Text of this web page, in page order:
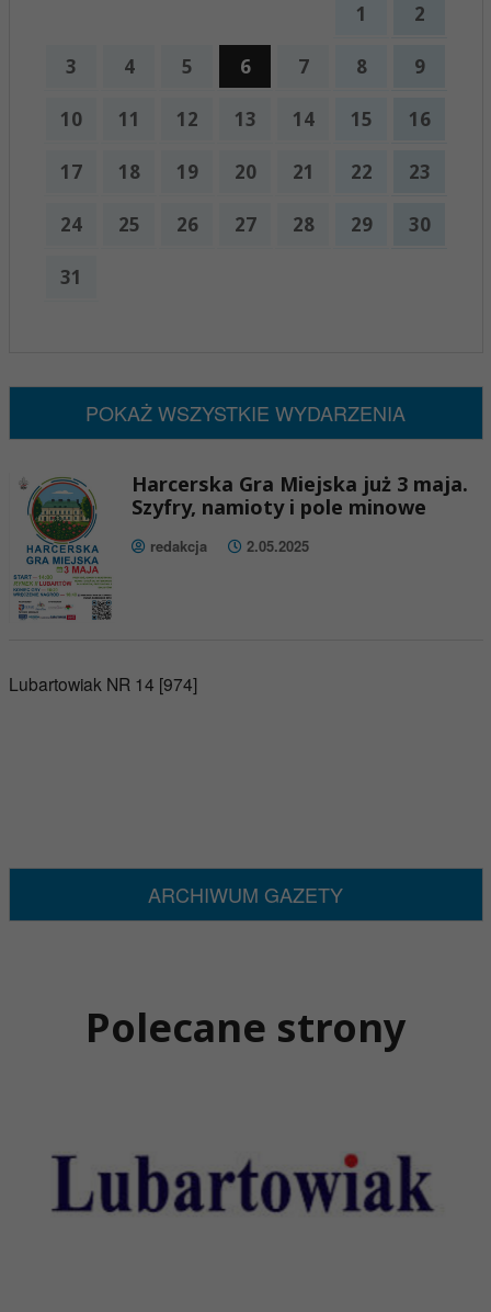
1 2
3 4 5 6 7 8 9
10 11 12 13 14 15 16
17 18 19 20 21 22 23
24 25 26 27 28 29 30
31
POKAŻ WSZYSTKIE WYDARZENIA
Harcerska Gra Miejska już 3 maja.
Szyfry, namioty i pole minowe
redakcja 2.05.2025
Lubartowiak NR 14 [974]
ARCHIWUM GAZETY
Polecane strony